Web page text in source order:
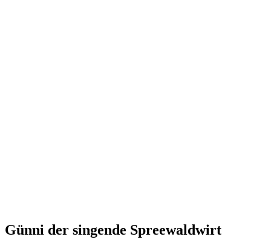
Günni der singende Spreewaldwirt